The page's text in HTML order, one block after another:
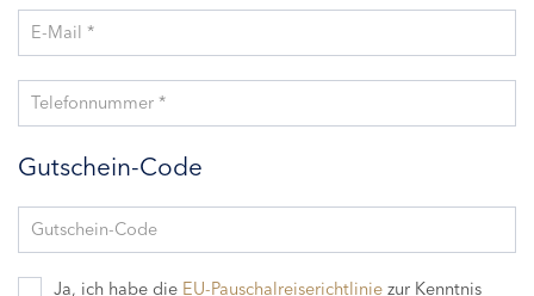
E-Mail *
Telefonnummer *
Gutschein-Code
Gutschein-Code
Ja, ich habe die EU-Pauschalreiserichtlinie zur Kenntnis